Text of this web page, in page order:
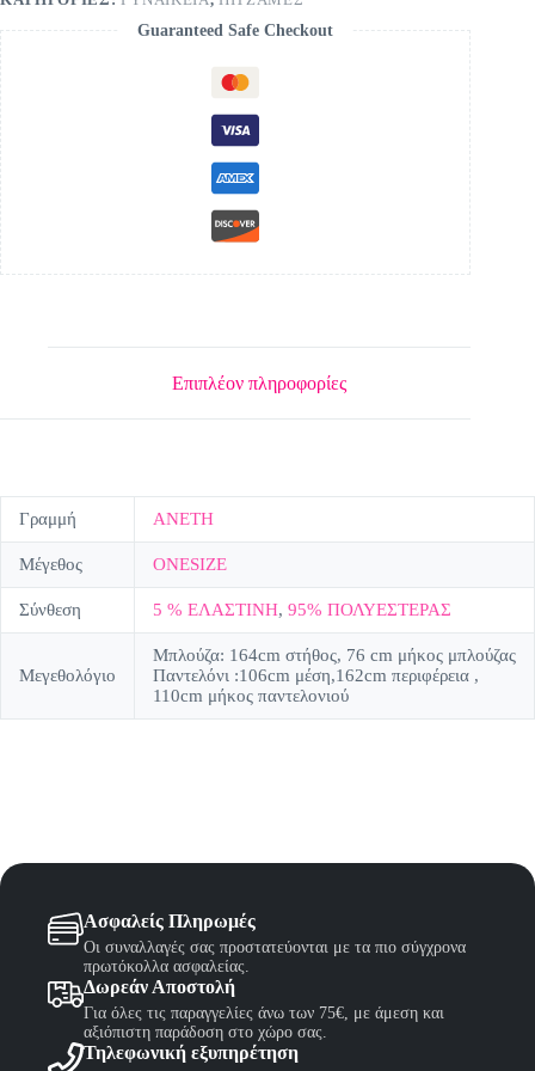
Guaranteed Safe Checkout
Επιπλέον πληροφορίες
Γραμμή ΑΝΕΤΗ
Μέγεθος ONESIZE
Σύνθεση 5 % ΕΛΑΣΤΙΝΗ, 95% ΠΟΛΥΕΣΤΕΡΑΣ
Μεγεθολόγιο
Μπλούζα: 164cm στήθος, 76 cm μήκος μπλούζας
Παντελόνι :106cm μέση,162cm περιφέρεια ,
110cm μήκος παντελονιού
Ασφαλείς Πληρωμές
Οι συναλλαγές σας προστατεύονται με τα πιο σύγχρονα
πρωτόκολλα ασφαλείας.
Δωρεάν Αποστολή
Για όλες τις παραγγελίες άνω των 75€, με άμεση και
αξιόπιστη παράδοση στο χώρο σας.
Τηλεφωνική εξυπηρέτηση